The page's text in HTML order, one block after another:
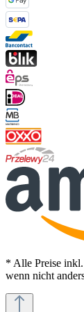
* Alle Preise
wenn nicht